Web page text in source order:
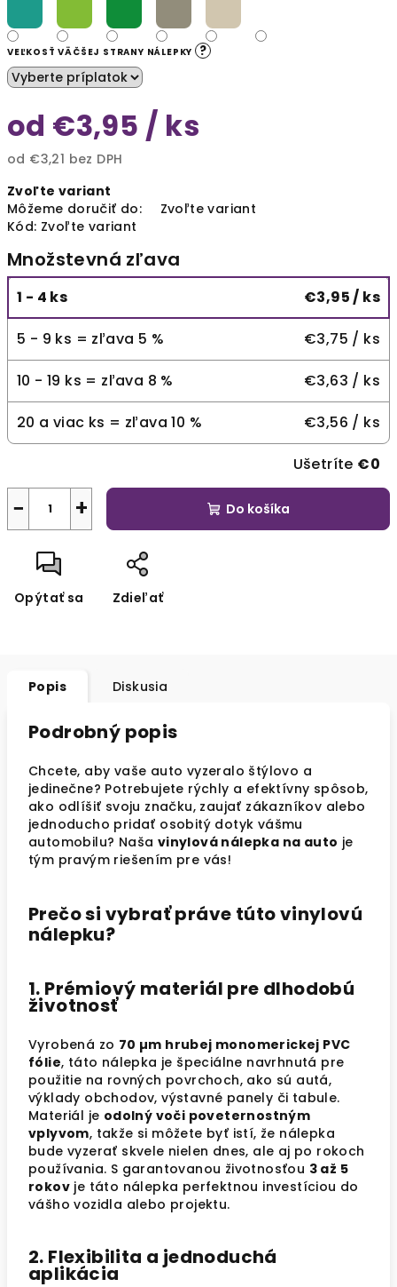
VEĽKOSŤ VÄČŠEJ STRANY NÁLEPKY ?
od €3,95 / ks
od €3,21 bez DPH
cena:
Zvoľte variant
Môžeme doručiť do:
Zvoľte variant
Kód: Zvoľte variant
Množstevná zľava
1 - 4 ks €3,95/ ks
5 - 9 ks = zľava 5 % €3,75 / ks
10 - 19 ks = zľava 8 % €3,63 / ks
20 a viac ks = zľava 10 % €3,56 / ks
Ušetríte €0
+
− Do košíka
Opýtať sa Zdieľať
Popis Diskusia
Podrobný popis
Chcete, aby vaše auto vyzeralo štýlovo a
jedinečne? Potrebujete rýchly a efektívny spôsob,
ako odlíšiť svoju značku, zaujať zákazníkov alebo
jednoducho pridať osobitý dotyk vášmu
automobilu? Naša vinylová nálepka na auto je
tým pravým riešením pre vás!
Prečo si vybrať práve túto vinylovú
nálepku?
1. Prémiový materiál pre dlhodobú
životnosť
Vyrobená zo 70 µm hrubej monomerickej PVC
fólie, táto nálepka je špeciálne navrhnutá pre
použitie na rovných povrchoch, ako sú autá,
výklady obchodov, výstavné panely či tabule.
Materiál je odolný voči poveternostným
vplyvom, takže si môžete byť istí, že nálepka
bude vyzerať skvele nielen dnes, ale aj po rokoch
používania. S garantovanou životnosťou 3 až 5
rokov je táto nálepka perfektnou investíciou do
vášho vozidla alebo projektu.
2. Flexibilita a jednoduchá
aplikácia